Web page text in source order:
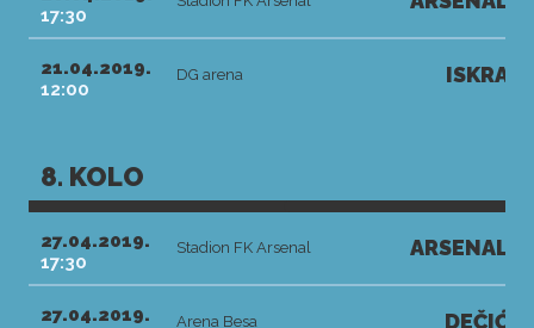
17:30
21.04.2019.
12:00
DG arena ISKRA
8. KOLO
27.04.2019.
17:30
Stadion FK Arsenal ARSENAL
27.04.2019.
Arena Besa DEČIĆ